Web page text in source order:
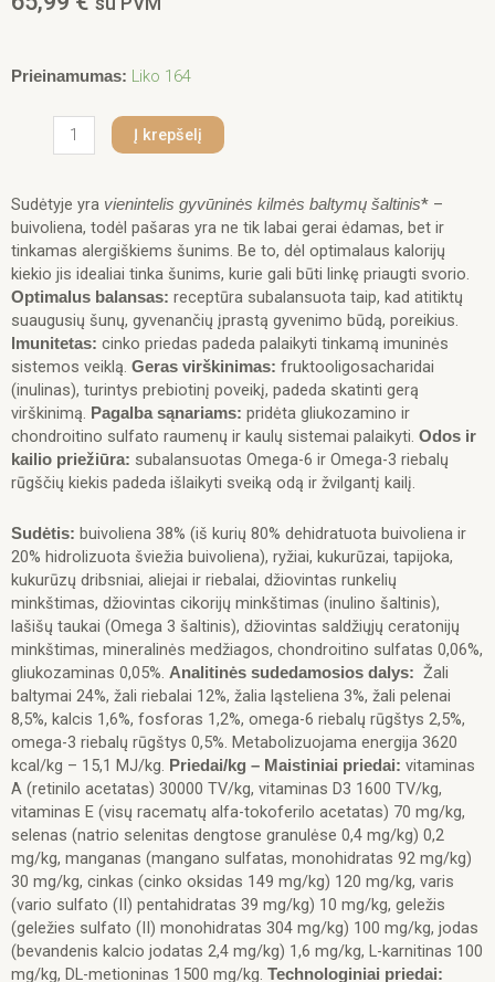
Prieinamumas: Liko 164
produkto
All
Breeds
Buffalo&Rice
12
kg
Į krepšelį
Sudėtyje yra vienintelis gyvūninės kilmės baltymų šaltinis* –
buivoliena, todėl pašaras yra ne tik labai gerai ėdamas, bet ir
tinkamas alergiškiems šunims. Be to, dėl optimalaus kalorijų
kiekio jis idealiai tinka šunims, kurie gali būti linkę priaugti svorio.
Optimalus balansas: receptūra subalansuota taip, kad atitiktų
suaugusių šunų, gyvenančių įprastą gyvenimo būdą, poreikius.
lmunitetas: cinko priedas padeda palaikyti tinkamą imuninės
sistemos veiklą. Geras virškinimas: fruktooligosacharidai
(inulinas), turintys prebiotinį poveikį, padeda skatinti gerą
virškinimą. Pagalba sąnariams: pridėta gliukozamino ir
chondroitino sulfato raumenų ir kaulų sistemai palaikyti. Odos ir
kailio priežiūra: subalansuotas Omega-6 ir Omega-3 riebalų
rūgščių kiekis padeda išlaikyti sveiką odą ir žvilgantį kailį.
Sudėtis: buivoliena 38% (iš kurių 80% dehidratuota buivoliena ir
20% hidrolizuota šviežia buivoliena), ryžiai, kukurūzai, tapijoka,
kukurūzų dribsniai, aliejai ir riebalai, džiovintas runkelių
minkštimas, džiovintas cikorijų minkštimas (inulino šaltinis),
lašišų taukai (Omega 3 šaltinis), džiovintas saldžiųjų ceratonijų
minkštimas, mineralinės medžiagos, chondroitino sulfatas 0,06%,
gliukozaminas 0,05%. Analitinės sudedamosios dalys: Žali
baltymai 24%, žali riebalai 12%, žalia ląsteliena 3%, žali pelenai
8,5%, kalcis 1,6%, fosforas 1,2%, omega-6 riebalų rūgštys 2,5%,
omega-3 riebalų rūgštys 0,5%. Metabolizuojama energija 3620
kcal/kg – 15,1 MJ/kg. Priedai/kg – Maistiniai priedai: vitaminas
A (retinilo acetatas) 30000 TV/kg, vitaminas D3 1600 TV/kg,
vitaminas E (visų racematų alfa-tokoferilo acetatas) 70 mg/kg,
selenas (natrio selenitas dengtose granulėse 0,4 mg/kg) 0,2
mg/kg, manganas (mangano sulfatas, monohidratas 92 mg/kg)
30 mg/kg, cinkas (cinko oksidas 149 mg/kg) 120 mg/kg, varis
(vario sulfato (II) pentahidratas 39 mg/kg) 10 mg/kg, geležis
(geležies sulfato (II) monohidratas 304 mg/kg) 100 mg/kg, jodas
(bevandenis kalcio jodatas 2,4 mg/kg) 1,6 mg/kg, L-karnitinas 100
mg/kg, DL-metioninas 1500 mg/kg. Technologiniai priedai: